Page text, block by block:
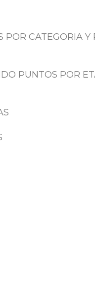
POR CATEGORIA Y
PUNTOS POR